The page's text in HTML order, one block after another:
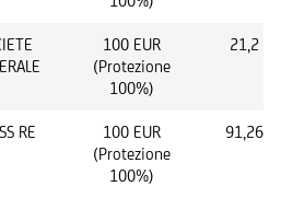
100 EUR
(Protezione
100%)
21,2
RE
100 EUR
(Protezione
100%)
91,26